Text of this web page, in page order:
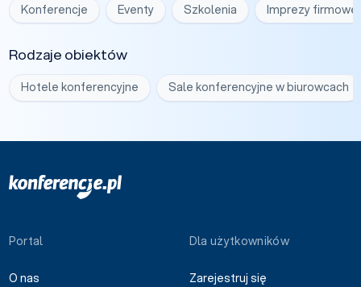
Konferencje Eventy Szkolenia Imprezy firmowe
Rodzaje obiektów
Hotele konferencyjne Sale konferencyjne w biurowcach
Portal
O nas
Dla użytkowników
Zarejestruj się